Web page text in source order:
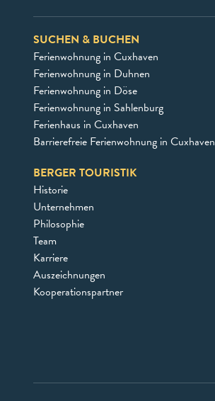
SUCHEN & BUCHEN
Ferienwohnung in Cuxhaven
Ferienwohnung in Duhnen
Ferienwohnung in Döse
Ferienwohnung in Sahlenburg
Ferienhaus in Cuxhaven
Barrierefreie Ferienwohnung in Cuxhaven
BERGER TOURISTIK
Historie
Unternehmen
Philosophie
Team
Karriere
Auszeichnungen
Kooperationspartner